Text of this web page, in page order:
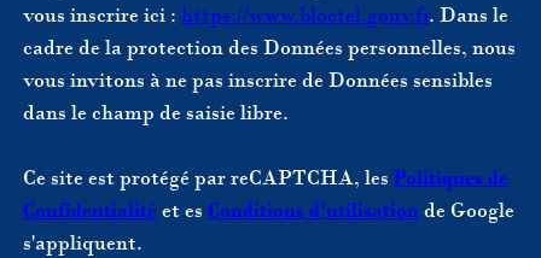
vous inscrire ici : https://www.bloctel.gouv.fr. Dans le
cadre de la protection des Données personnelles, nous
vous invitons à ne pas inscrire de Données sensibles
dans le champ de saisie libre.
Ce site est protégé par reCAPTCHA, les Politiques de
Confidentialitéet es Conditions d'utilisationde Google
s'appliquent.